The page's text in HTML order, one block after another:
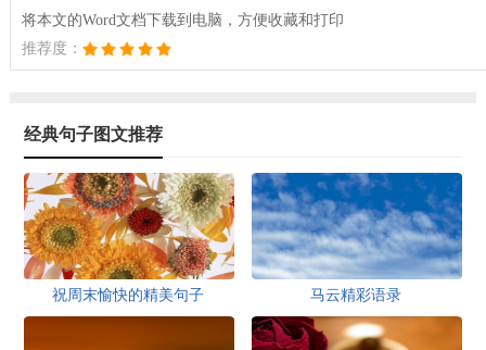
将本文的Word文档下载到电脑，方便收藏和打印
推荐度：
经典句子图文推荐
祝周末愉快的精美句子 马云精彩语录